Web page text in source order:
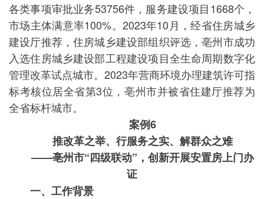
各类事项审批业务53756件，服务建设项目1668个，
市场主体满意率100%。2023年10月，经省住房城乡
建设厅推荐，住房城乡建设部组织评选，亳州市成功
入选住房城乡建设部工程建设项目全生命周期数字化
管理改革试点城市。2023年营商环境办理建筑许可指
标考核位居全省第3位，亳州市并被省住建厅推荐为
全省标杆城市。
案例6
推改革之举、行服务之实、解群众之难
——亳州市“四级联动”，创新开展安置房上门办
证
一、工作背景